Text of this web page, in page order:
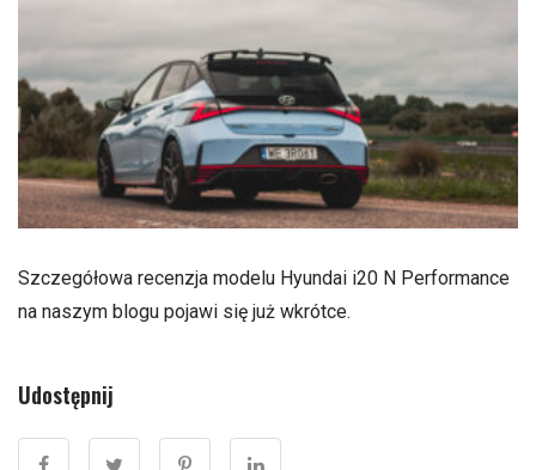
Szczegółowa recenzja modelu Hyundai i20 N Performance
na naszym blogu pojawi się już wkrótce.
Udostępnij